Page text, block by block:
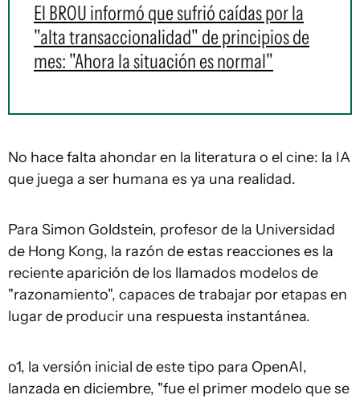
El BROU informó que sufrió caídas por la
"alta transaccionalidad" de principios de
mes: "Ahora la situación es normal"
No hace falta ahondar en la literatura o el cine: la IA
que juega a ser humana es ya una realidad.
Para Simon Goldstein, profesor de la Universidad
de Hong Kong, la razón de estas reacciones es la
reciente aparición de los llamados modelos de
"razonamiento", capaces de trabajar por etapas en
lugar de producir una respuesta instantánea.
o1, la versión inicial de este tipo para OpenAI,
lanzada en diciembre, "fue el primer modelo que se